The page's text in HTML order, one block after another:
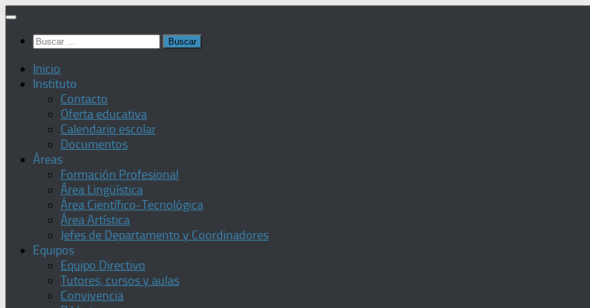
Saltar
contenido
Buscar:
Inicio
Instituto
Contacto
Oferta educativa
Calendario escolar
Documentos
Áreas
Formación Profesional
Área Lingüística
Área Científico-Tecnológica
Área Artística
Jefes de Departamento y Coordinadores
Equipos
Equipo Directivo
Tutores, cursos y aulas
Convivencia